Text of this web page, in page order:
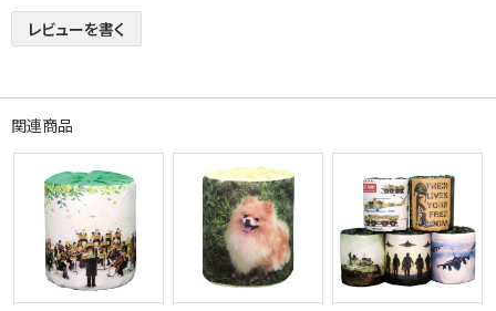
レビューを書く
関連商品